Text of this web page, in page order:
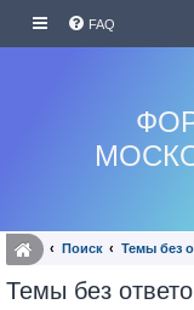
FAQ
Поиск Темы без
Темы без